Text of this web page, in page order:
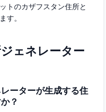
トのカザフスタン住所と
す。
ェネレーター
ーターが生成する住
？